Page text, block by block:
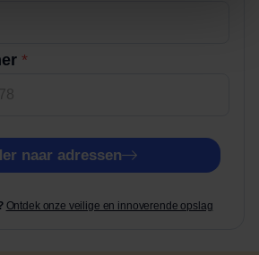
*
naar adressen
Ontdek onze veilige en innoverende opslag